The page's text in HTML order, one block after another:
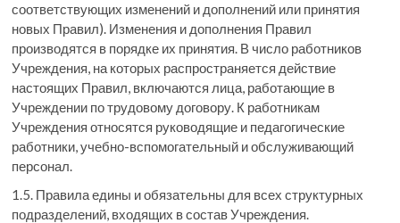
соответствующих изменений и дополнений или принятия
новых Правил). Изменения и дополнения Правил
производятся в порядке их принятия. В число работников
Учреждения, на которых распространяется действие
настоящих Правил, включаются лица, работающие в
Учреждении по трудовому договору. К работникам
Учреждения относятся руководящие и педагогические
работники, учебно-вспомогательный и обслуживающий
персонал.
1.5. Правила едины и обязательны для всех структурных
подразделений, входящих в состав Учреждения.